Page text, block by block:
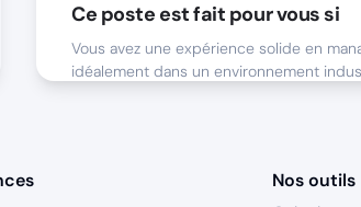
Ce poste est fait pour vous si
Vous avez une expérience solide en
idéalement dans un environnement
Nos outils